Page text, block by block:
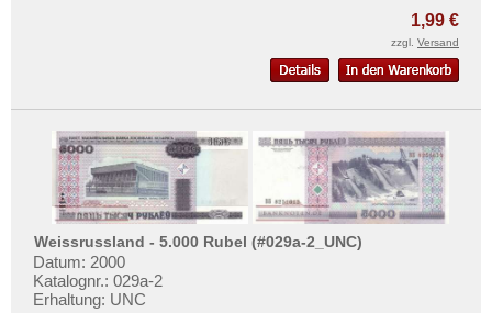
1,99 €
zzgl. Versand
Weissrussland - 5.000 Rubel (#029a-2_UNC)
Datum: 2000
Katalognr.: 029a-2
Erhaltung: UNC